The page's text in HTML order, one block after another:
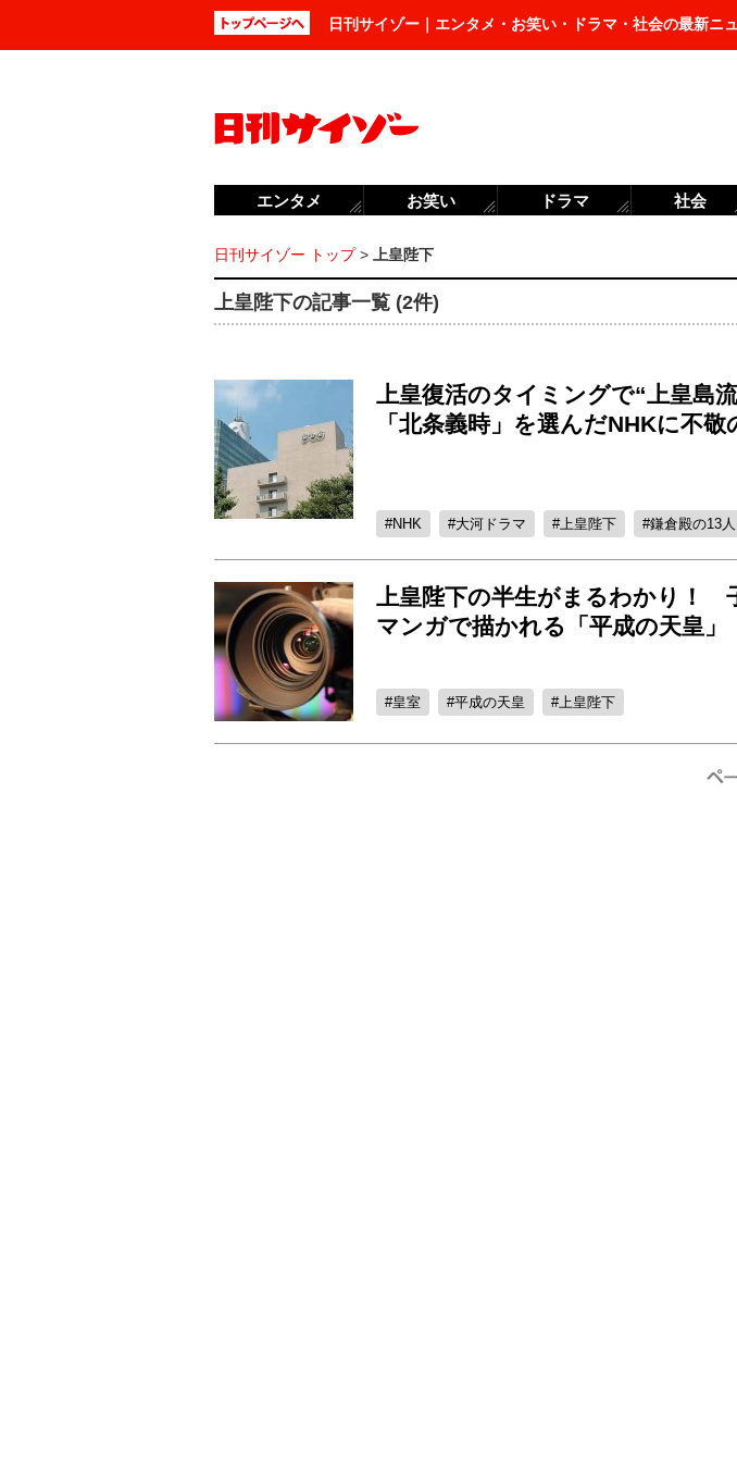
日刊サイゾー｜エンタメ・お笑い・ドラマ・社会の最新ニ
日刊サイゾー トップ> 上皇陛下
上皇陛下の記事一覧 (2件)
上皇復活のタイミングで“上皇島
「北条義時」を選んだNHKに不敬
NHK 大河ドラマ 上皇陛下 鎌倉殿の13人
上皇陛下の半生がまるわかり！
マンガで描かれる「平成の天皇」
皇室 平成の天皇 上皇陛下
エンタメ お笑い ドラマ 社会